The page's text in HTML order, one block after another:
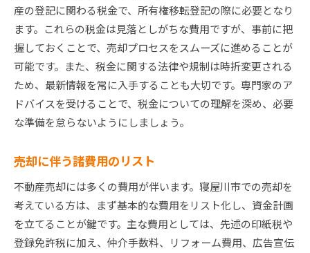
産の登記に関わる税金で、所有権移転登記の際に必要となり
ます。これらの税金は見落としがちな費用ですが、事前に把
握しておくことで、売却プロセスをスムーズに進めることが
可能です。また、税金に関する法律や規制は時折変更される
ため、最新情報を常に入手することも大切です。専門家のア
ドバイスを受けることで、税金についての理解を深め、必要
な準備を怠らないようにしましょう。
売却に伴う諸費用のリスト
不動産売却には多くの費用が伴います。寝屋川市での売却を
考えている方は、まず基本的な費用をリスト化し、資金計画
を立てることが鍵です。主な費用としては、先述の印紙税や
登録免許税に加え、仲介手数料、リフォーム費用、広告宣伝